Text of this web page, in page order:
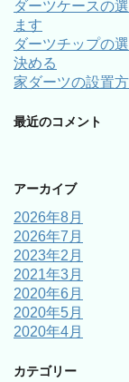
ダーツケースの
ます
ダーツチップの
決める
家ダーツの設置
最近のコメント
アーカイブ
2026年8月
2026年7月
2023年2月
2021年3月
2020年6月
2020年5月
2020年4月
カテゴリー